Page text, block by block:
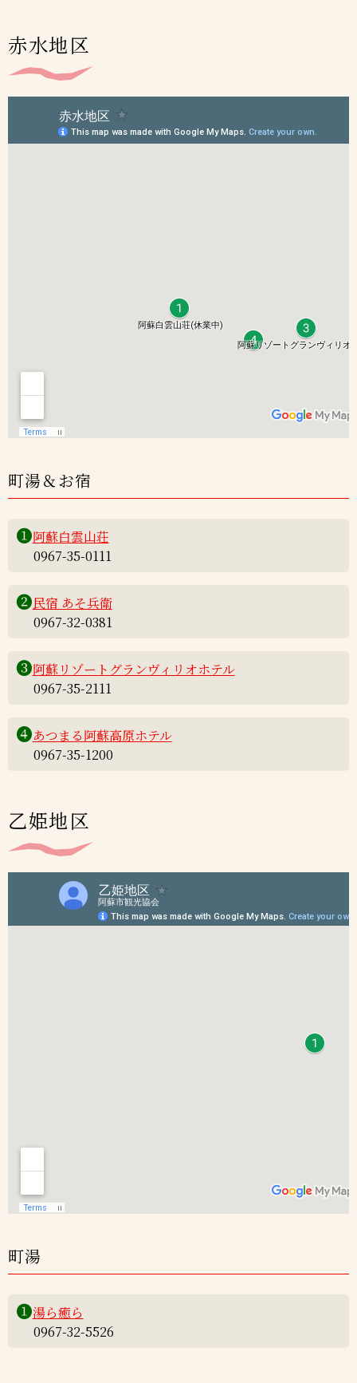
赤水地区
町湯＆お宿
❶阿蘇白雲山荘
0967-35-0111
❷民宿 あそ兵衛
0967-32-0381
❸阿蘇リゾートグランヴィリオホテル
0967-35-2111
❹あつまる阿蘇高原ホテル
0967-35-1200
乙姫地区
町湯
❶湯ら癒ら
0967-32-5526